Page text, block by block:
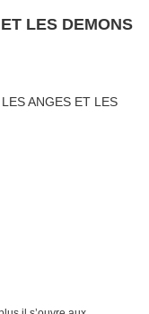
LES DEMONS